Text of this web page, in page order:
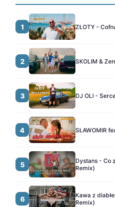
1 ZŁOTY -
2 SKOLIM &
3 DJ OLI -
4 SŁAWOMIR
5
Dystans - Co
Remix)
6
Kawa z
Remix)